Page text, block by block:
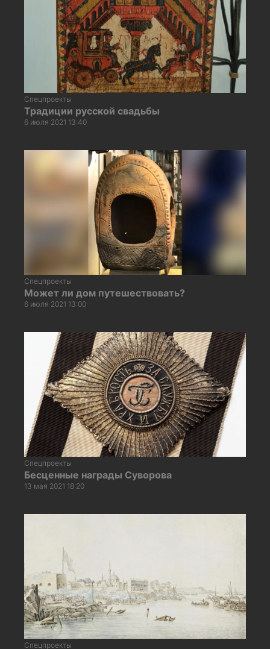
Спецпроекты
Традиции русской свадьбы
6 июля 2021 13:40
Спецпроекты
Может ли дом путешествовать?
6 июля 2021 13:00
Спецпроекты
Бесценные награды Суворова
13 мая 2021 18:20
Спецпроекты